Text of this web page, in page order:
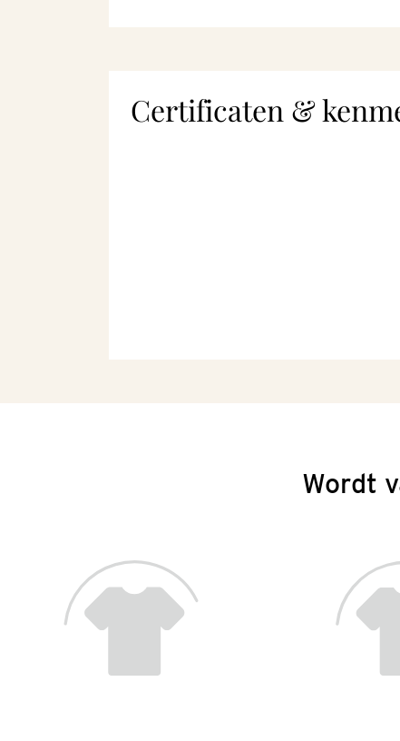
Certificaten &
Wordt